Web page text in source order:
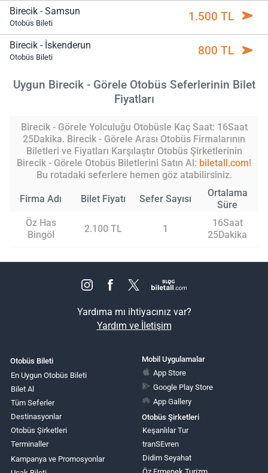
Birecik - Samsun
Otobüs Bileti 1.500 TL
Birecik - İskenderun
Otobüs Bileti 800 TL
Uygun Birecik - Görele Otobüs Seferlerinin Bilet
Fiyatları
Birecik - Görele Yolculuğu Otobüsle Kaç Saat: 16Saat
25Dakika. Birecik - Görele Arası Otobüs Firmalarının
Biletleri ve Fiyatları Karşılaştır Otobüs Şirketlerinin
Birecik - Görele Otobüs Biletlerini Satın Al: biletall.com!
Bu rotadaki seferlere hemen göz atabilirsiniz.
Firma Adı Bilet Fiyatı Sefer Sayısı
Ortalama
Süre
Öz Has
Bingöl
2.100 TL 1
16Saat
25Dakika
Yardıma mı ihtiyacınız var?
Yardım ve İletişim
Otobüs Bileti
En Uygun Otobüs Bileti
Bilet Al
Tüm Seferler
Destinasyonlar
Otobüs Şirketleri
Terminaller
Kampanya ve Promosyonlar
Mobil Uygulamalar
App Store
Google Play Store
App Gallery
Otobüs Şirketleri
Keşanlılar Tur
tranSEvren
Didim Seyahat